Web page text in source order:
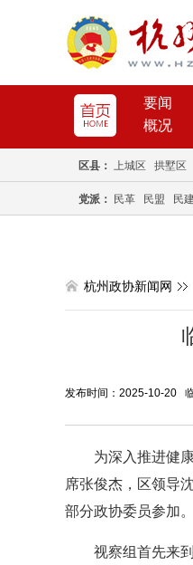
要闻
概况
区县： 上城区 拱墅区
党派： 民革 民盟 民建
杭州政协新闻网
发布时间：2025-10-20
为深入推进健
席张俊杰，区领导
部分政协委员参加。
视察组首先来